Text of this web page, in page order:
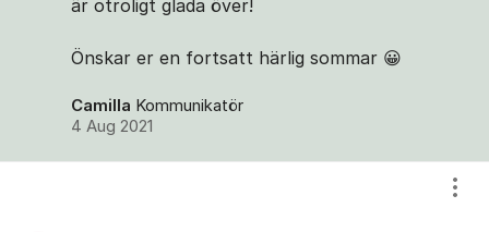
är otroligt glada över!
Önskar er en fortsatt härlig sommar 😀
Camilla Kommunikatör
4 Aug 2021